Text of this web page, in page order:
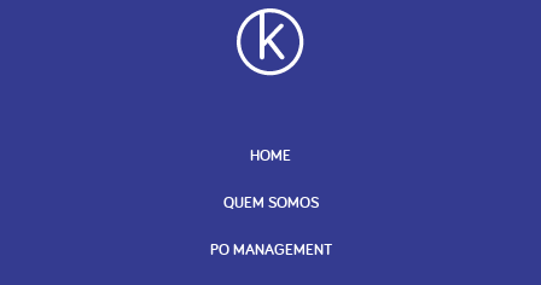
HOME
QUEM SOMOS
PO MANAGEMENT